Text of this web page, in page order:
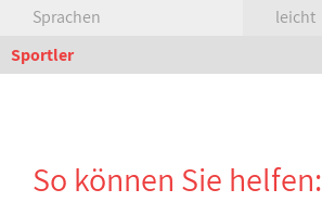
Sprachen
leicht
Sportler
So können Sie helfen: